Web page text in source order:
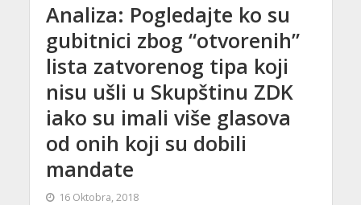
Analiza: Pogledajte ko su
gubitnici zbog “otvorenih”
lista zatvorenog tipa koji
nisu ušli u Skupštinu ZDK
iako su imali više glasova
od onih koji su dobili
mandate
16 Oktobra, 2018